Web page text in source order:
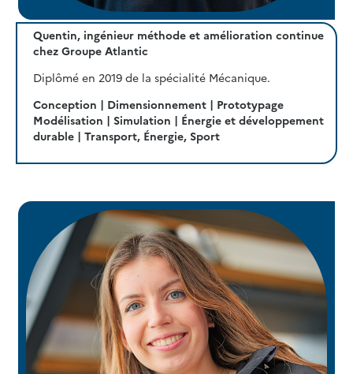
Quentin, ingénieur méthode et amélioration continue
chez Groupe Atlantic
Diplômé en 2019 de la spécialité Mécanique.
Conception | Dimensionnement | Prototypage
Modélisation | Simulation | Énergie et développement
durable | Transport, Énergie, Sport